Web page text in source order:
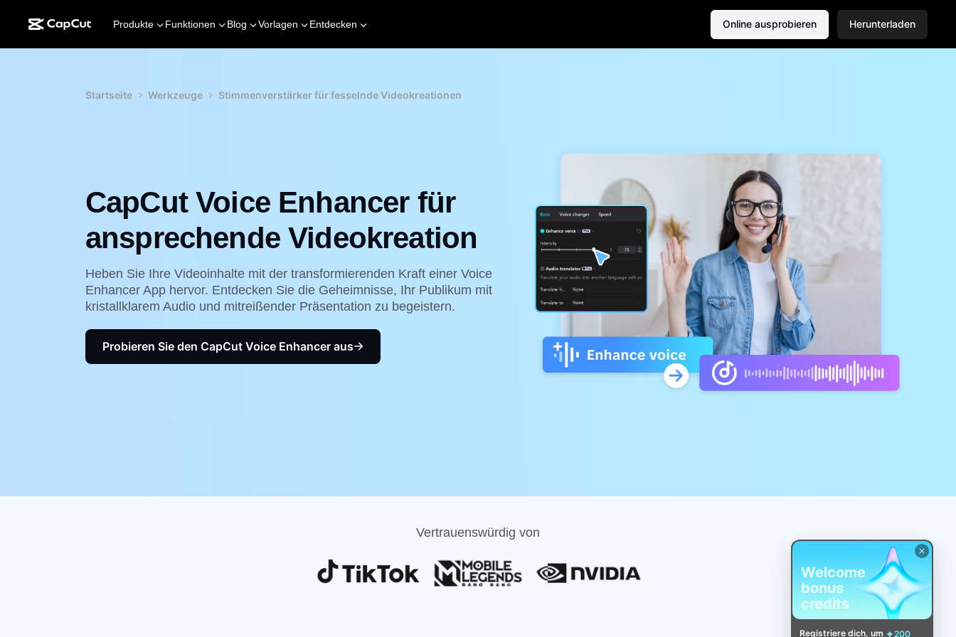
Produkte Funktionen Blog Vorlagen Entdecken Online ausprobieren Herunterladen
Startseite Werkzeuge Stimmenverstärker für fesselnde Videokreationen
CapCut Voice Enhancer für
ansprechende Videokreation
Heben Sie Ihre Videoinhalte mit der transformierenden Kraft einer Voice
Enhancer App hervor. Entdecken Sie die Geheimnisse, Ihr Publikum mit
kristallklarem Audio und mitreißender Präsentation zu begeistern.
Probieren Sie den CapCut Voice Enhancer aus
Vertrauenswürdig von
Welcome
bonus
credits
Registriere dich, um 200